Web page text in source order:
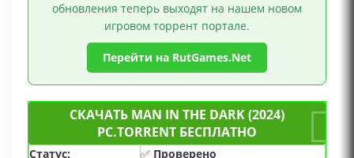
обновления теперь выходят на нашем новом
игровом торрент портале.
Перейти на RutGames.Net
СКАЧАТЬ MAN IN THE DARK (2024)
PC.TORRENT БЕСПЛАТНО
Статус: ✅ Проверено